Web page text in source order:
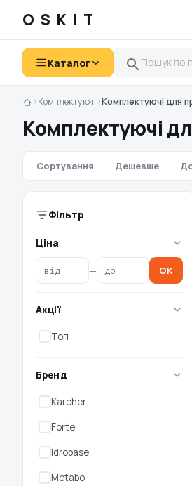
OSKIT
Каталог
›Комплектуючі ›Комплектуючі для
Комплектуючі
Сортування Дешевше
Фільтр
Ціна
— OK
Акції
Топ
Бренд
Karcher
Forte
Idrobase
Metabo